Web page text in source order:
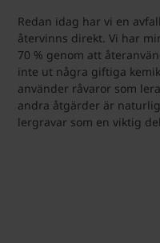
Redan idag har vi en
återvinns direkt. Vi har
70 % genom att
inte ut några giftiga
använder råvaror som
andra åtgärder är
lergravar som en viktig